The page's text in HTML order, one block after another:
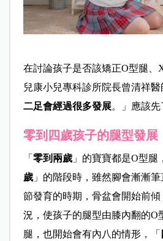
在討論孩子是否該矯正O型腿、
兒康小兒專科診所院長曾清祥醫
二足會經過很多發展。」應該先
零到四歲孩子的腿型發展
「 零到兩歲」的寶寶都是O型腿
歲」的階段時，雖然腳會漸漸
節發育的時期，骨盆會開始前
況，使孩子的腿型由膝內翻的O
腿，也開始會有內八的情形，「